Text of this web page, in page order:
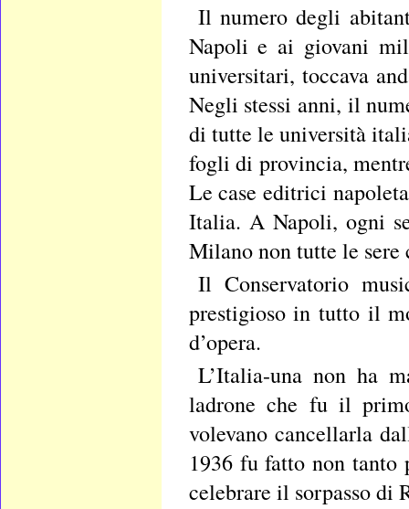
Il numero degli
Napoli e ai giovani
universitari, toccava
Negli stessi anni, il
di tutte le università
fogli di provincia,
Le case editrici
Italia. A Napoli, ogni
Milano non tutte le sere
Il Conservatorio
prestigioso in tutto il
d’opera.
L’Italia-una non ha
ladrone che fu il
volevano cancellarla
1936 fu fatto non
celebrare il sorpasso di